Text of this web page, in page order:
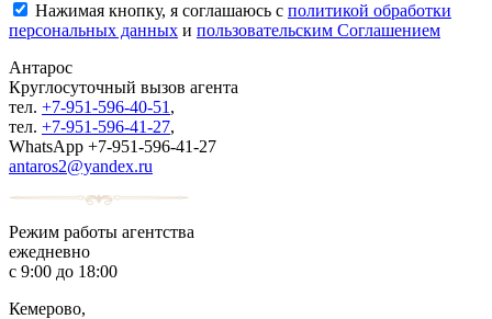
Нажимая кнопку, я соглашаюсь с политикой обработки
персональных данных и пользовательским Соглашением
Антарос
Круглосуточный вызов агента
тел. +7-951-596-40-51 ,
тел. +7-951-596-41-27,
WhatsApp +7-951-596-41-27
antaros2@yandex.ru
Режим работы агентства
ежедневно
с 9:00 до 18:00
Кемерово,